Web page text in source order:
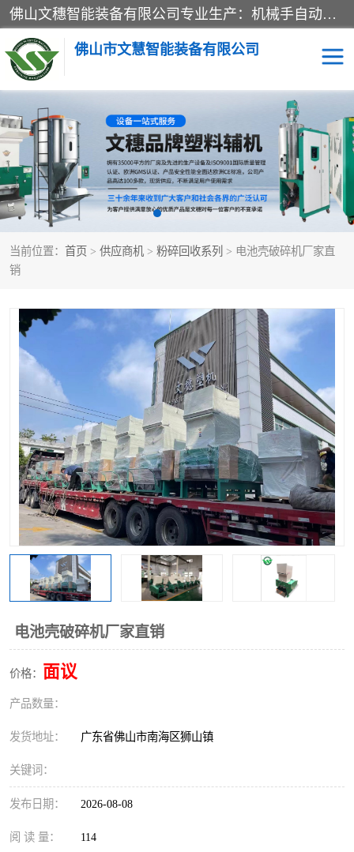
佛山文穗智能装备有限公司专业生产：机械手自动化系列；塑料粉碎机回收系列；塑料混色机系列；温度控制系列：模温机，冷水机；供料输送系列：中央供料系统，欧化/独立式吸料机，分体式吸料机；整机保修一年，易损件除外。
佛山市文慧智能装备有限公司
当前位置： 首页 > 供应商机 > 粉碎回收系列 > 电池壳破碎机厂家直
销
电池壳破碎机厂家直销
价格： 面议
产品数量：
发货地址： 广东省佛山市南海区狮山镇
关键词：
发布日期： 2026-08-08
阅 读 量： 114
粉碎回收系列 干燥除湿系列
塑料破碎机 工业冷水机
三机一体除湿干燥机 塑料干燥机
塑料混色机 模温机
三机一体除湿机